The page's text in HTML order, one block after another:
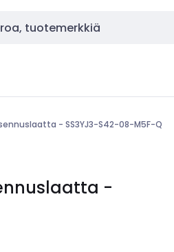
- SS3YJ3-S42-08-M5F-Q
-